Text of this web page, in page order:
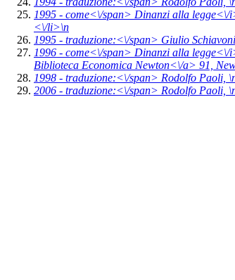
1995 - come<\/span> Dinanzi alla legge<\/
<\/li>\n
1995 - traduzione:<\/span> Giulio
1996 - come<\/span> Dinanzi alla legge<\/
Biblioteca Economica Newton<\/a> 91,
1998 - traduzione:<\/span> Rodolfo Paoli,
2006 - traduzione:<\/span> Rodolfo Paoli,